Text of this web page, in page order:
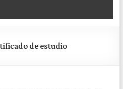
de estudio